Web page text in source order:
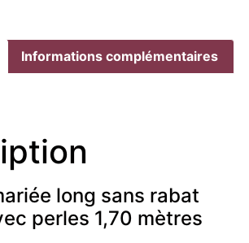
Informations complémentaires
long sans rabat
perles 1,70 mètres